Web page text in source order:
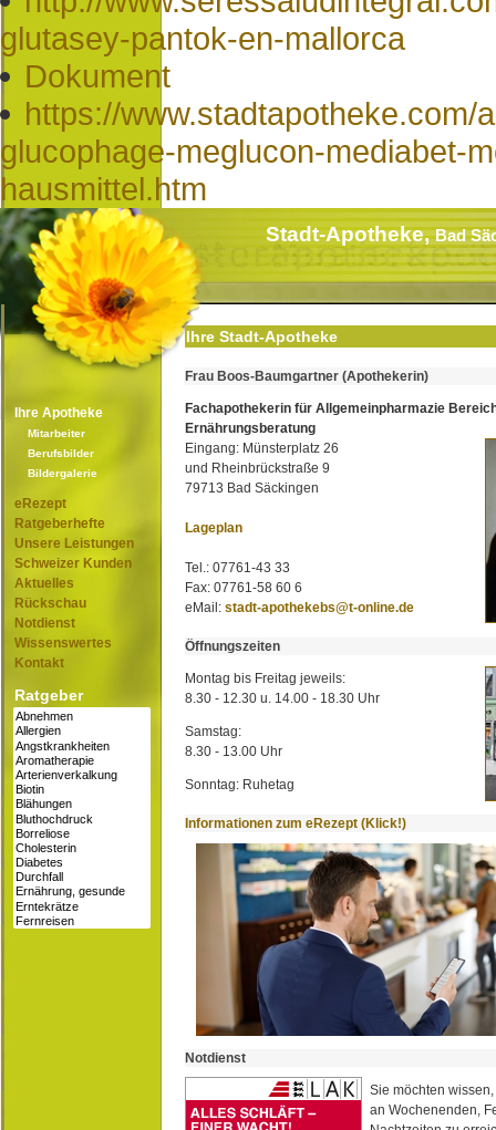
glutasey-pantok-en-mallorca
Dokument
https://www.stadtapotheke.com/
glucophage-meglucon-mediabet-
hausmittel.htm
Stadt-Apotheke,Bad
Ihre Apotheke
Mitarbeiter
Berufsbilder
Bildergalerie
eRezept
Ratgeberhefte
Unsere Leistungen
Schweizer Kunden
Aktuelles
Rückschau
Notdienst
Wissenswertes
Kontakt
Ratgeber
Ihre Stadt-Apotheke
Frau Boos-Baumgartner (Apothekerin)
Fachapothekerin für Allgemeinpharmazie
Ernährungsberatung
Eingang: Münsterplatz 26
und Rheinbrückstraße 9
79713 Bad Säckingen
Lageplan
Tel.: 07761-43 33
Fax: 07761-58 60 6
eMail: stadt-apothekebs@t-online.de
Öffnungszeiten
Montag bis Freitag jeweils:
8.30 - 12.30 u. 14.00 - 18.30 Uhr
Samstag:
8.30 - 13.00 Uhr
Sonntag: Ruhetag
Informationen zum eRezept (Klick!)
Notdienst
Sie möchten
an Wochenenden,